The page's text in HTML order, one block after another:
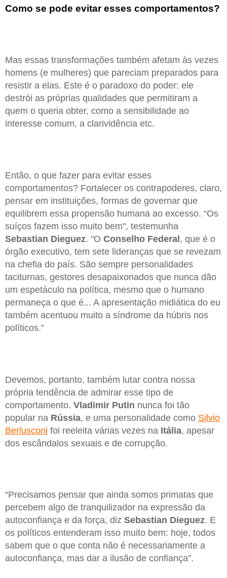
Como se pode evitar esses comportamentos?
Mas essas transformações também afetam às vezes
homens (e mulheres) que pareciam preparados para
resistir a elas. Este é o paradoxo do poder: ele
destrói as próprias qualidades que permitiram a
quem o queria obter, como a sensibilidade ao
interesse comum, a clarividência etc.
Então, o que fazer para evitar esses
comportamentos? Fortalecer os contrapoderes, claro,
pensar em instituições, formas de governar que
equilibrem essa propensão humana ao excesso. “Os
suíços fazem isso muito bem", testemunha
Sebastian Dieguez. "O Conselho Federal, que é o
órgão executivo, tem sete lideranças que se revezam
na chefia do país. São sempre personalidades
taciturnas, gestores desapaixonados que nunca dão
um espetáculo na política, mesmo que o humano
permaneça o que é... A apresentação midiática do eu
também acentuou muito a síndrome da húbris nos
políticos.”
Devemos, portanto, também lutar contra nossa
própria tendência de admirar esse tipo de
comportamento. Vladimir Putin nunca foi tão
popular na Rússia, e uma personalidade como Silvio
Berlusconi foi reeleita várias vezes na Itália, apesar
dos escândalos sexuais e de corrupção.
“Precisamos pensar que ainda somos primatas que
percebem algo de tranquilizador na expressão da
autoconfiança e da força, diz Sebastian Dieguez. E
os políticos entenderam isso muito bem: hoje, todos
sabem que o que conta não é necessariamente a
autoconfiança, mas dar a ilusão de confiança”.